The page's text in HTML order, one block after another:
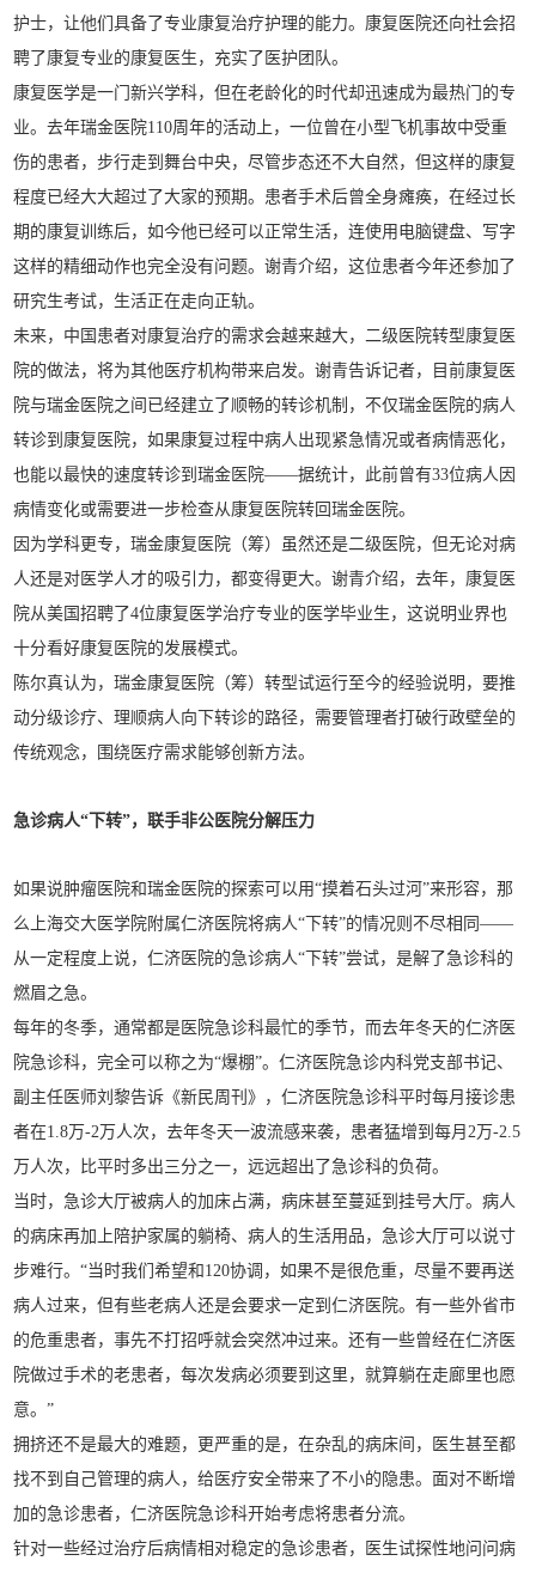
护士，让他们具备了专业康复治疗护理的能力。康复医院还向社会招
聘了康复专业的康复医生，充实了医护团队。
康复医学是一门新兴学科，但在老龄化的时代却迅速成为最热门的专
业。去年瑞金医院110周年的活动上，一位曾在小型飞机事故中受重
伤的患者，步行走到舞台中央，尽管步态还不大自然，但这样的康复
程度已经大大超过了大家的预期。患者手术后曾全身瘫痪，在经过长
期的康复训练后，如今他已经可以正常生活，连使用电脑键盘、写字
这样的精细动作也完全没有问题。谢青介绍，这位患者今年还参加了
研究生考试，生活正在走向正轨。
未来，中国患者对康复治疗的需求会越来越大，二级医院转型康复医
院的做法，将为其他医疗机构带来启发。谢青告诉记者，目前康复医
院与瑞金医院之间已经建立了顺畅的转诊机制，不仅瑞金医院的病人
转诊到康复医院，如果康复过程中病人出现紧急情况或者病情恶化，
也能以最快的速度转诊到瑞金医院——据统计，此前曾有33位病人因
病情变化或需要进一步检查从康复医院转回瑞金医院。
因为学科更专，瑞金康复医院（筹）虽然还是二级医院，但无论对病
人还是对医学人才的吸引力，都变得更大。谢青介绍，去年，康复医
院从美国招聘了4位康复医学治疗专业的医学毕业生，这说明业界也
十分看好康复医院的发展模式。
陈尔真认为，瑞金康复医院（筹）转型试运行至今的经验说明，要推
动分级诊疗、理顺病人向下转诊的路径，需要管理者打破行政壁垒的
传统观念，围绕医疗需求能够创新方法。
急诊病人“下转”，联手非公医院分解压力
如果说肿瘤医院和瑞金医院的探索可以用“摸着石头过河”来形容，那
么上海交大医学院附属仁济医院将病人“下转”的情况则不尽相同——
从一定程度上说，仁济医院的急诊病人“下转”尝试，是解了急诊科的
燃眉之急。
每年的冬季，通常都是医院急诊科最忙的季节，而去年冬天的仁济医
院急诊科，完全可以称之为“爆棚”。仁济医院急诊内科党支部书记、
副主任医师刘黎告诉《新民周刊》，仁济医院急诊科平时每月接诊患
者在1.8万-2万人次，去年冬天一波流感来袭，患者猛增到每月2万-2.5
万人次，比平时多出三分之一，远远超出了急诊科的负荷。
当时，急诊大厅被病人的加床占满，病床甚至蔓延到挂号大厅。病人
的病床再加上陪护家属的躺椅、病人的生活用品，急诊大厅可以说寸
步难行。“当时我们希望和120协调，如果不是很危重，尽量不要再送
病人过来，但有些老病人还是会要求一定到仁济医院。有一些外省市
的危重患者，事先不打招呼就会突然冲过来。还有一些曾经在仁济医
院做过手术的老患者，每次发病必须要到这里，就算躺在走廊里也愿
意。”
拥挤还不是最大的难题，更严重的是，在杂乱的病床间，医生甚至都
找不到自己管理的病人，给医疗安全带来了不小的隐患。面对不断增
加的急诊患者，仁济医院急诊科开始考虑将患者分流。
针对一些经过治疗后病情相对稳定的急诊患者，医生试探性地问问病